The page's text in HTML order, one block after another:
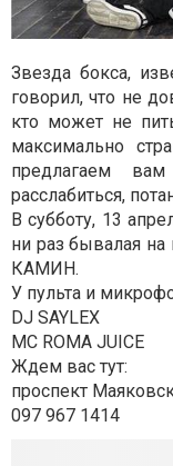
Звезда бокса,
говорил, что не
кто может не
максимально
предлагаем
расслабиться,
В субботу, 13
ни раз бывалая на
КАМИН.
У пульта и
DJ SAYLEX
MC ROMA JUICE
Ждем вас тут:
проспект
097 967 1414